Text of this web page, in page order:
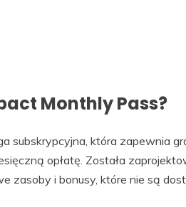
Monthly Pass?
subskrypcyjna, która zapewnia
opłatę. Została
zasoby i bonusy, które nie są